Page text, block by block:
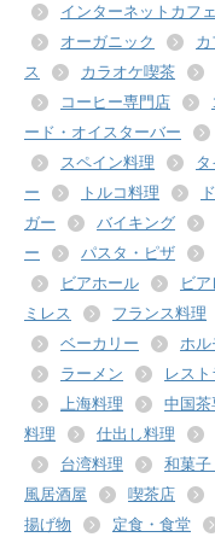
インターネットカフェ
オーガニック
カ
ス
カラオケ喫茶
コーヒー専門店
ード・オイスターバー
スペイン料理
ー
トルコ料理
ガー
バイキング
ー
パスタ・ピザ
ビアホール
ビ
ミレス
フランス料理
ベーカリー
ホル
ラーメン
レス
上海料理
中国
料理
仕出し料理
台湾料理
和菓子
風居酒屋
喫茶店
揚げ物
定食・食堂